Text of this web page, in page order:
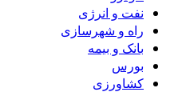
نفت و انرژی
راه و شهرسازی
بانک و بیمه
بورس
کشاورزی